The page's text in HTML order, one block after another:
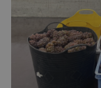
“De wijngaard
sluit mooi aan bij
kantoor.”